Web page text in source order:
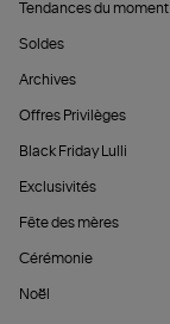
Tendances du moment
Soldes
Archives
Offres Privilèges
Black Friday Lulli
Exclusivités
Fête des mères
Cérémonie
Noël